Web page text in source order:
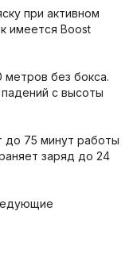
при активном
имеется Boost
метров без бокса.
с высоты
до 75 минут работы
заряд до 24